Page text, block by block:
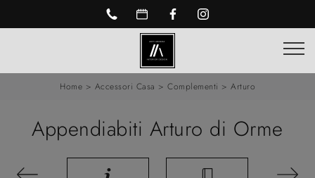
Home > Accessori Casa > Complementi > Arturo
Appendiabiti Arturo di Orme